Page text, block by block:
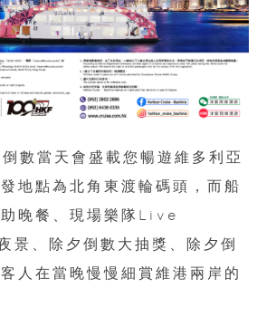
數當天會盛載您暢遊維多利亞
地點為北角東渡輪碼頭，而船
助晚餐、現場樂隊Live
景、除夕倒數大抽獎、除夕倒
人在當晚慢慢細賞維港兩岸的